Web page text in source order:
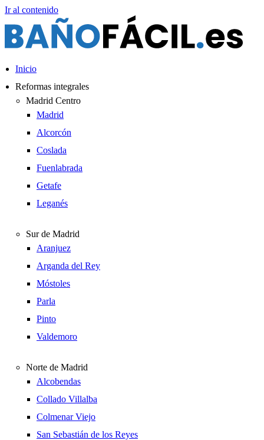
Ir al contenido
Inicio
Reformas integrales
Madrid Centro
Madrid
Alcorcón
Coslada
Fuenlabrada
Getafe
Leganés
Sur de Madrid
Aranjuez
Arganda del Rey
Móstoles
Parla
Pinto
Valdemoro
Norte de Madrid
Alcobendas
Collado Villalba
Colmenar Viejo
San Sebastián de los Reyes